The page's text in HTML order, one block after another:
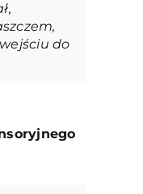
do
o